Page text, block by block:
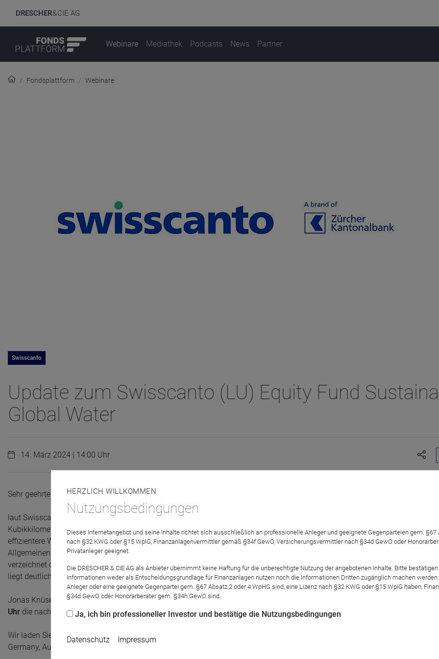
DRESCHER& CIE AG
Webinare Mediathek Podcasts News Partner
Fondsplattform Webinare
Swisscanto
Update zum Swisscanto (LU) Equity Fund
Global Water
14. März 2024 | 14:00 Uhr
Sehr geehrte Damen und Herren,
laut Swisscanto-Schätzungen fehlen per 2050 weltweit 1.500 Kubik­kilometer Wasser pro Jahr. Zum Vergleich: Der Boden­see
Kubik­kilometer Wasser. Das heißt, es droht uns eine Wasser­lücke so groß wie 30-mal der Bodensee. Diese Wasserlücke kann
effizientere Wassernutzung sowie einen wirksameren Wasserschutz verkleinert werden. Das erfordert Investitionen in den
Allgemeinen und in dessen drei Investitionsthemen Wassertechnologie, Wasserversorgung und Wasserschutz im Speziellen.
verzeichnet der Wassersektor als Ganzes unseren Prognosen zufolge ein hohes Wachstum von etwa vier bis sechs Prozent
liegt deutlich über dem durchschnittlichen globalen Wirtschaftswachstum von zirka zwei bis drei Prozent.
Jonas Knüsel, Portfoliomanager desSwisscanto (LU) Equity Fund Sustainable Global Water
Uhr die nachhaltige Anlagestrategie unserer Fondslösung und äußert sich zu den Chancen des Investmentthemas Wasser.
Wir laden Sie herzlich ein zu diesem Webinar mit einer Dauer von rund 40 Minuten. Als Moderator wird Karsten Marzinzik,
Germany, Austria and Liechtenstein bei Swisscanto Asset Management International S.A., fungieren.
HERZLICH WILLKOMMEN
Nutzungsbedingungen
Dieses Internetangebot und seine Inhalte richtet sich ausschließlich an professionelle Anleger und geeignete Gegenparteien gem.
nach §32 KWG oder §15 WplG, Finanzanlagenvermittler gemäß §34f GewO, Versicherungsvermittler nach §34d GewO oder
Privatanleger geeignet.
Die DRESCHER & CIE AG als Anbieter übernimmt keine Haftung für die unberechtigte Nutzung der angebotenen Inhalte. Bitte
Informationen weder als Entscheidungsgrundlage für Finanzanlagen nutzen noch die Informationen Dritten zugänglich machen
Anleger oder eine geeignete Gegenpartei gem. §67 Absatz 2 oder 4 WpHG sind, eine Lizenz nach §32 KWG oder §15 WpIG haben,
§34d GewO oder Honorarberater gem. §34h GewO sind.
Ja, ich bin professioneller Investor und bestätige die Nutzungsbedingungen
Datenschutz Impressum